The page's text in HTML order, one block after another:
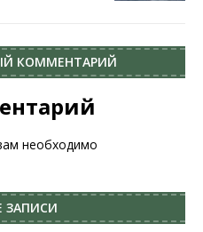
КОММЕНТАРИЙ
необходимо
ЗАПИСИ